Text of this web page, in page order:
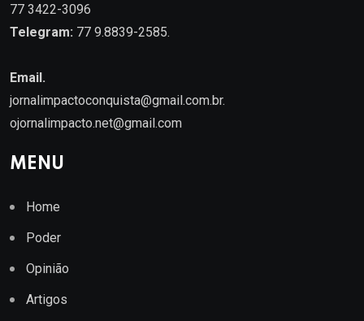
77 3422-3096
Telegram: 77 9.8839-2585.
Email.
jornalimpactoconquista@gmail.com.br.
ojornalimpacto.net@gmail.com
MENU
Home
Poder
Opinião
Artigos